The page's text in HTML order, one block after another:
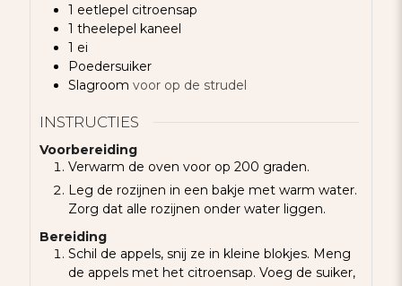
1 eetlepel citroensap
1 theelepel kaneel
1 ei
Poedersuiker
Slagroom voor op de strudel
INSTRUCTIES
Voorbereiding
Verwarm de oven voor op 200 graden.
Leg de rozijnen in een bakje met warm water.
Zorg dat alle rozijnen onder water liggen.
Bereiding
Schil de appels, snij ze in kleine blokjes. Meng
de appels met het citroensap. Voeg de suiker,